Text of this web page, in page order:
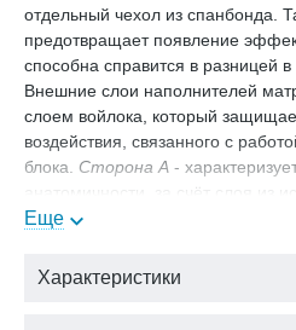
отдельный чехол из спанбонда.
предотвращает появление
способна справится в разницей
Внешние слои наполнителей
слоем войлока, который
воздействия, связанного с
блока. Сторона А -
анатомичности, за счёт слоя из
латекса.
очередь обеспечивает ярко
позвоночнику, а так-же более
Еще
Характеристики